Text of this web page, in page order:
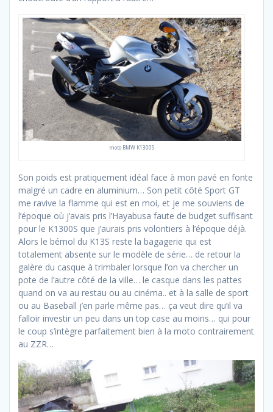
moto BMW K1300S
Son poids est pratiquement idéal face à mon pavé en fonte
malgré un cadre en aluminium… Son petit côté Sport GT
me ravive la flamme qui est en moi, et je me souviens de
l’époque où j’avais pris l’Hayabusa faute de budget suffisant
pour le K1300S que j’aurais pris volontiers à l’époque déjà.
Alors le bémol du K13S reste la bagagerie qui est
totalement absente sur le modèle de série… de retour la
galère du casque à trimbaler lorsque l’on va chercher un
pote de l’autre côté de la ville… le casque dans les pattes
quand on va au restau ou au cinéma.. et à la salle de sport
ou au Baseball j’en parle même pas… ça veut dire qu’il va
falloir investir un peu dans un top case au moins… qui pour
le coup s’intègre parfaitement bien à la moto contrairement
au ZZR…